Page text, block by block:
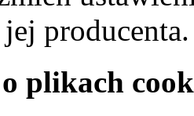
producenta.
plikach